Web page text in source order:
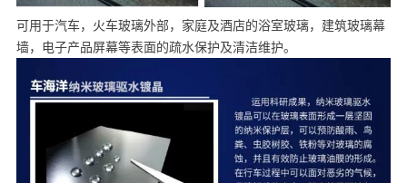
可用于汽车，火车玻璃外部，家庭及酒店的浴室玻璃，建筑玻璃幕
墙，电子产品屏幕等表面的疏水保护及清洁维护。